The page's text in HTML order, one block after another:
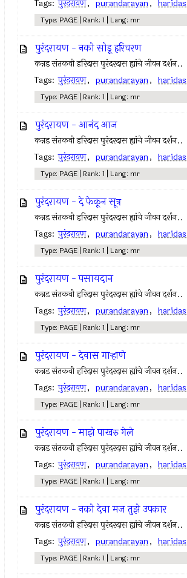
Tags: पुरंदरायण, purandarayan, haridas
Type: PAGE | Rank: 1 | Lang: mr
पुरंदरायण - नको सोडू हरिचरण
कन्नड संतकवी हरिदास पुरंदरदास ह्यांचे जीवन दर्शन..
Tags: पुरंदरायण, purandarayan, haridas
Type: PAGE | Rank: 1 | Lang: mr
पुरंदरायण - आनंद आज
कन्नड संतकवी हरिदास पुरंदरदास ह्यांचे जीवन दर्शन..
Tags: पुरंदरायण, purandarayan, haridas
Type: PAGE | Rank: 1 | Lang: mr
पुरंदरायण - दे फेकून सूत्र
कन्नड संतकवी हरिदास पुरंदरदास ह्यांचे जीवन दर्शन..
Tags: पुरंदरायण, purandarayan, haridas
Type: PAGE | Rank: 1 | Lang: mr
पुरंदरायण - पसायदान
कन्नड संतकवी हरिदास पुरंदरदास ह्यांचे जीवन दर्शन..
Tags: पुरंदरायण, purandarayan, haridas
Type: PAGE | Rank: 1 | Lang: mr
पुरंदरायण - देवास गार्‍हाणे
कन्नड संतकवी हरिदास पुरंदरदास ह्यांचे जीवन दर्शन..
Tags: पुरंदरायण, purandarayan, haridas
Type: PAGE | Rank: 1 | Lang: mr
पुरंदरायण - माझे पाखरु गेले
कन्नड संतकवी हरिदास पुरंदरदास ह्यांचे जीवन दर्शन..
Tags: पुरंदरायण, purandarayan, haridas
Type: PAGE | Rank: 1 | Lang: mr
पुरंदरायण - नको देवा मज तुझे उपकार
कन्नड संतकवी हरिदास पुरंदरदास ह्यांचे जीवन दर्शन..
Tags: पुरंदरायण, purandarayan, haridas
Type: PAGE | Rank: 1 | Lang: mr